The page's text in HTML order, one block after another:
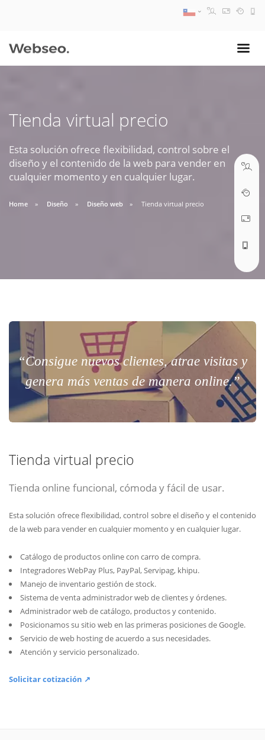
Tienda virtual precio
Esta solución ofrece flexibilidad, control sobre el
diseño y el contenido de la web para vender en
cualquier momento y en cualquier lugar.
Home Diseño Diseño web Tienda virtual precio
“Consigue nuevos clientes, atrae visitas y
genera más ventas de manera online.”
Tienda virtual precio
Tienda online funcional, cómoda y fácil de usar.
Esta solución ofrece flexibilidad, control sobre el diseño y el contenido
de la web para vender en cualquier momento y en cualquier lugar.
Catálogo de productos online con carro de compra.
Integradores WebPay Plus, PayPal, Servipag, khipu.
Manejo de inventario gestión de stock.
Sistema de venta administrador web de clientes y órdenes.
Administrador web de catálogo, productos y contenido.
Posicionamos su sitio web en las primeras posiciones de Google.
Servicio de web hosting de acuerdo a sus necesidades.
Atención y servicio personalizado.
Solicitar cotización ↗
09:30 AM A 18:30 PM
soporte@webseo.cl
ABRIR TICKET